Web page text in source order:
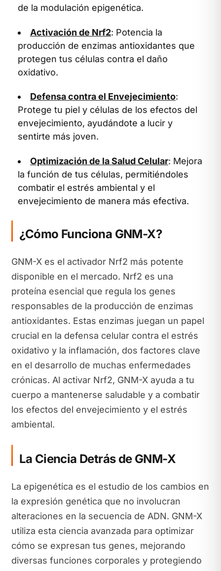
de la modulación epigenética.
Activación de Nrf2: Potencia la
producción de enzimas antioxidantes que
protegen tus células contra el daño
oxidativo.
Defensa contra el Envejecimiento:
Protege tu piel y células de los efectos del
envejecimiento, ayudándote a lucir y
sentirte más joven.
Optimización de la Salud Celular: Mejora
la función de tus células, permitiéndoles
combatir el estrés ambiental y el
envejecimiento de manera más efectiva.
¿Cómo Funciona GNM-X?
GNM-X es el activador Nrf2 más potente
disponible en el mercado. Nrf2 es una
proteína esencial que regula los genes
responsables de la producción de enzimas
antioxidantes. Estas enzimas juegan un papel
crucial en la defensa celular contra el estrés
oxidativo y la inflamación, dos factores clave
en el desarrollo de muchas enfermedades
crónicas. Al activar Nrf2, GNM-X ayuda a tu
cuerpo a mantenerse saludable y a combatir
los efectos del envejecimiento y el estrés
ambiental.
La Ciencia Detrás de GNM-X
La epigenética es el estudio de los cambios en
la expresión genética que no involucran
alteraciones en la secuencia de ADN. GNM-X
utiliza esta ciencia avanzada para optimizar
cómo se expresan tus genes, mejorando
diversas funciones corporales y protegiendo